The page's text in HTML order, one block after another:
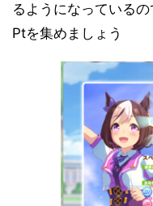
るようになっている
Ptを集めましょう